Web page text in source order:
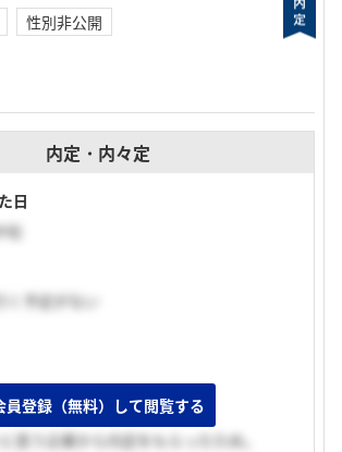
性別非公開
内定・内々定
日
旬
く予定がない
由
思う企業から内定をもらったため。
員登録（無料）して閲覧する